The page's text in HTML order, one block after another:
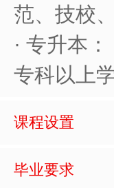
范、技校
· 专升本
专科以上
课程设置
毕业要求